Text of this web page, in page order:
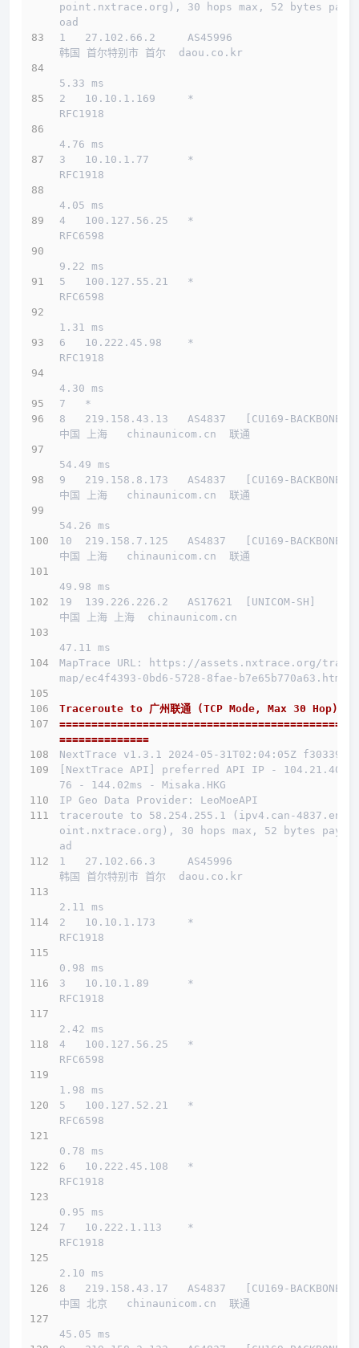
point.nxtrace.org), 30 hops max, 52 bytes payl
oad
1   27.102.66.2     AS45996
韩国 首尔特别市 首尔  daou.co.kr
5.33 ms
2   10.10.1.169     *
RFC1918
4.76 ms
3   10.10.1.77      *
RFC1918
4.05 ms
4   100.127.56.25   *
RFC6598
9.22 ms
5   100.127.55.21   *
RFC6598
1.31 ms
6   10.222.45.98    *
RFC1918
4.30 ms
7   *
8   219.158.43.13   AS4837   [CU169-BACKBONE]
中国 上海   chinaunicom.cn  联通
54.49 ms
9   219.158.8.173   AS4837   [CU169-BACKBONE]
中国 上海   chinaunicom.cn  联通
54.26 ms
10  219.158.7.125   AS4837   [CU169-BACKBONE]
中国 上海   chinaunicom.cn  联通
49.98 ms
19  139.226.226.2   AS17621  [UNICOM-SH]
中国 上海 上海  chinaunicom.cn
47.11 ms
MapTrace URL: https://assets.nxtrace.org/trace
map/ec4f4393-0bd6-5728-8fae-b7e65b770a63.html
Traceroute to 广州联通 (TCP Mode, Max 30 Hop)
==============================================
==============
NextTrace v1.3.1 2024-05-31T02:04:05Z f303397
[NextTrace API] preferred API IP - 104.21.40.1
76 - 144.02ms - Misaka.HKG
IP Geo Data Provider: LeoMoeAPI
traceroute to 58.254.255.1 (ipv4.can-4837.endp
oint.nxtrace.org), 30 hops max, 52 bytes paylo
ad
1   27.102.66.3     AS45996
韩国 首尔特别市 首尔  daou.co.kr
2.11 ms
2   10.10.1.173     *
RFC1918
0.98 ms
3   10.10.1.89      *
RFC1918
2.42 ms
4   100.127.56.25   *
RFC6598
1.98 ms
5   100.127.52.21   *
RFC6598
0.78 ms
6   10.222.45.108   *
RFC1918
0.95 ms
7   10.222.1.113    *
RFC1918
2.10 ms
8   219.158.43.17   AS4837   [CU169-BACKBONE]
中国 北京   chinaunicom.cn  联通
45.05 ms